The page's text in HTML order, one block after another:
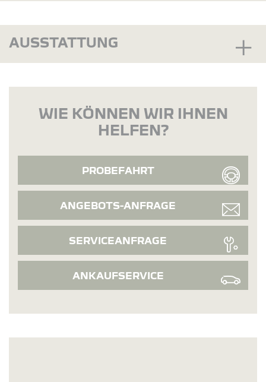
AUSSTATTUNG
WIE KÖNNEN WIR IHNEN
HELFEN?
PROBEFAHRT
ANGEBOTS-ANFRAGE
SERVICEANFRAGE
ANKAUFSERVICE